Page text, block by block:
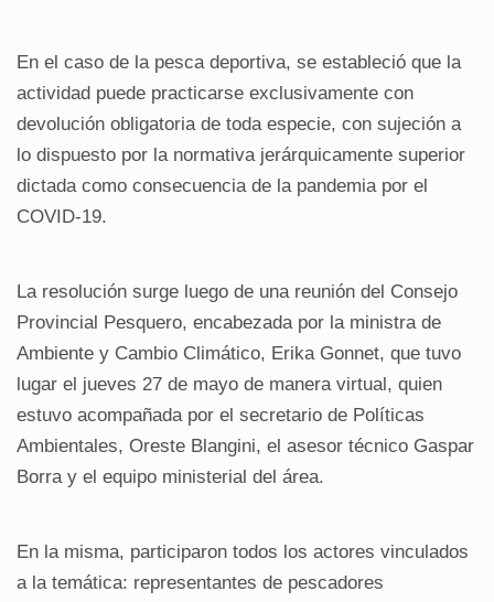
En el caso de la pesca deportiva, se estableció que la
actividad puede practicarse exclusivamente con
devolución obligatoria de toda especie, con sujeción a
lo dispuesto por la normativa jerárquicamente superior
dictada como consecuencia de la pandemia por el
COVID-19.
La resolución surge luego de una reunión del Consejo
Provincial Pesquero, encabezada por la ministra de
Ambiente y Cambio Climático, Erika Gonnet, que tuvo
lugar el jueves 27 de mayo de manera virtual, quien
estuvo acompañada por el secretario de Políticas
Ambientales, Oreste Blangini, el asesor técnico Gaspar
Borra y el equipo ministerial del área.
En la misma, participaron todos los actores vinculados
a la temática: representantes de pescadores